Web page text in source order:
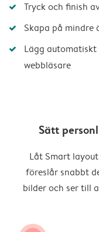
Tryck och finish
Skapa på mindre
Lägg
webbläsare
Sätt
Låt Smart
föreslår snabbt
bilder och ser till